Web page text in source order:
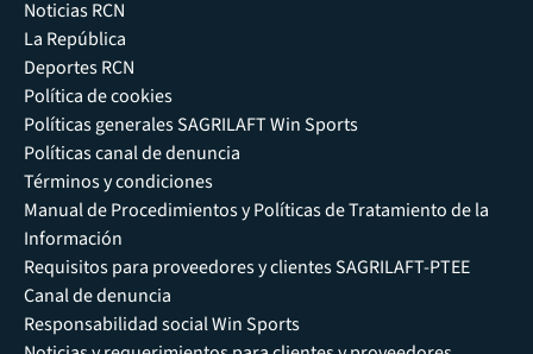
Noticias RCN
La República
Deportes RCN
Política de cookies
Políticas generales SAGRILAFT Win Sports
Políticas canal de denuncia
Términos y condiciones
Manual de Procedimientos y Políticas de Tratamiento de la
Información
Requisitos para proveedores y clientes SAGRILAFT-PTEE
Canal de denuncia
Responsabilidad social Win Sports